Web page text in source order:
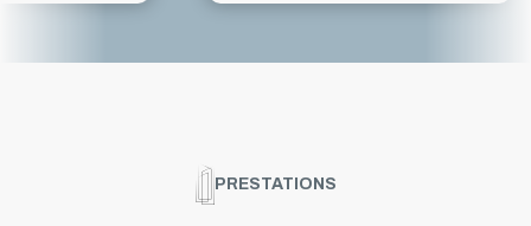
PRESTATIONS